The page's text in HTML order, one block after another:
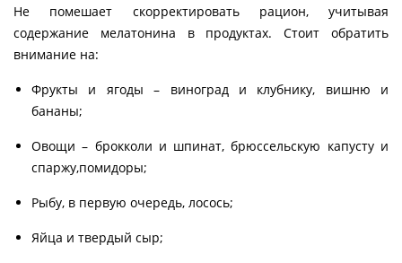
Не помешает скорректировать рацион, учитывая
содержание мелатонина в продуктах. Стоит обратить
внимание на:
Фрукты и ягоды – виноград и клубнику, вишню и
бананы;
Овощи – брокколи и шпинат, брюссельскую капусту и
спаржу,помидоры;
Рыбу, в первую очередь, лосось;
Яйца и твердый сыр;